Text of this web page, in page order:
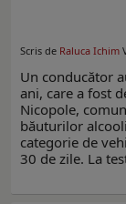
Scris de Raluca Ichim
Un conducător
ani, care a fost
Nicopole,
băuturilor
categorie de
30 de zile. La